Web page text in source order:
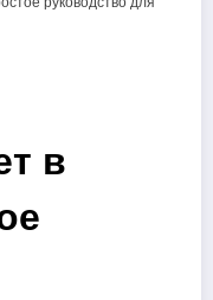
в